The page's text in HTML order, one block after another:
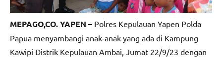
MEPAGO,CO. YAPEN – Polres Kepulauan Yapen Polda
Papua menyambangi anak-anak yang ada di Kampung
Kawipi Distrik Kepulauan Ambai, Jumat 22/9/23 dengan